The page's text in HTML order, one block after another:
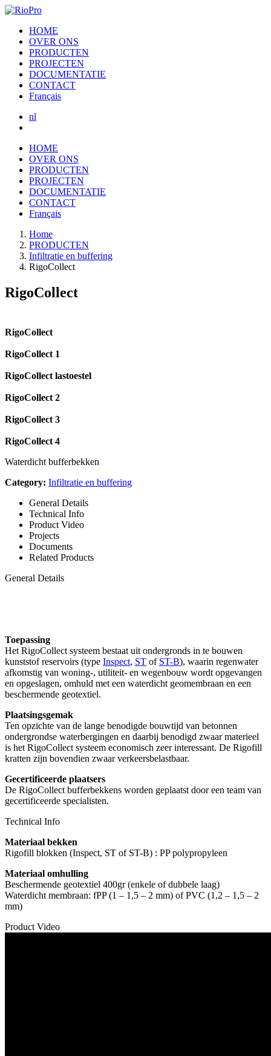
HOME
OVER ONS
PRODUCTEN
PROJECTEN
DOCUMENTATIE
CONTACT
Français
nl
HOME
OVER ONS
PRODUCTEN
PROJECTEN
DOCUMENTATIE
CONTACT
Français
Home
PRODUCTEN
Infiltratie en buffering
RigoCollect
RigoCollect
RigoCollect
RigoCollect 1
RigoCollect lastoestel
RigoCollect 2
RigoCollect 3
RigoCollect 4
Waterdicht bufferbekken
Category: Infiltratie en buffering
General Details
Technical Info
Product Video
Projects
Documents
Related Products
General Details
Toepassing
Het RigoCollect systeem bestaat uit ondergronds in te bouwen
kunststof reservoirs (type Inspect, ST of ST-B), waarin regenwater
afkomstig van woning-, utiliteit- en wegenbouw wordt opgevangen
en opgeslagen, omhuld met een waterdicht geomembraan en een
beschermende geotextiel.
Plaatsingsgemak
Ten opzichte van de lange benodigde bouwtijd van betonnen
ondergrondse waterbergingen en daarbij benodigd zwaar materieel
is het RigoCollect systeem economisch zeer interessant. De Rigofill
kratten zijn bovendien zwaar verkeersbelastbaar.
Gecertificeerde plaatsers
De RigoCollect bufferbekkens worden geplaatst door een team van
gecertificeerde specialisten.
Technical Info
Materiaal bekken
Rigofill blokken (Inspect, ST of ST-B) : PP polypropyleen
Materiaal omhulling
Beschermende geotextiel 400gr (enkele of dubbele laag)
Waterdicht membraan: fPP (1 – 1,5 – 2 mm) of PVC (1,2 – 1,5 – 2
mm)
Product Video